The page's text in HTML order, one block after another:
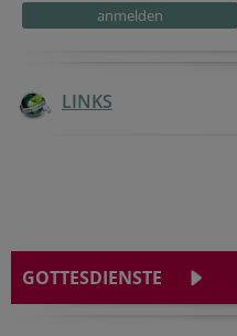
LINKS
GOTTESDIENSTE